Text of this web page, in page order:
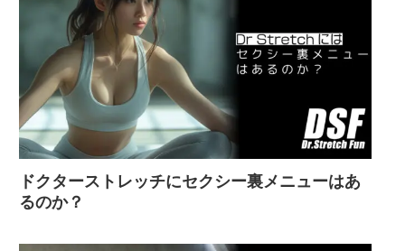
ドクターストレッチにセクシー裏メニューはあ
るのか？